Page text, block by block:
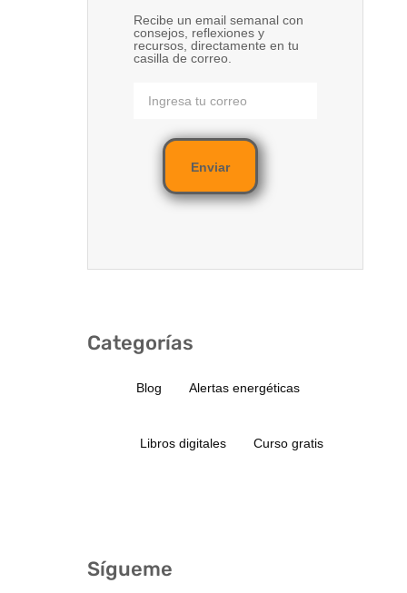
Recibe un email semanal con
consejos, reflexiones y
recursos, directamente en tu
casilla de correo.
Enviar
Categorías
Blog Alertas energéticas
Libros digitales Curso gratis
Sígueme